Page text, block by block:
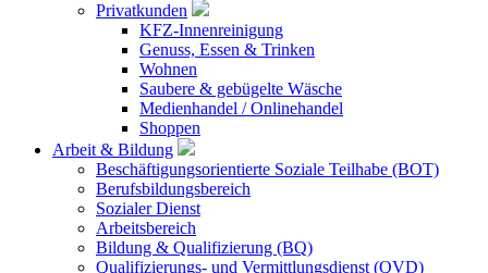
Privatkunden
KFZ-Innenreinigung
Genuss, Essen & Trinken
Wohnen
Saubere & gebügelte Wäsche
Medienhandel / Onlinehandel
Shoppen
Arbeit & Bildung
Beschäftigungsorientierte Soziale Teilhabe (BOT)
Berufsbildungsbereich
Sozialer Dienst
Arbeitsbereich
Bildung & Qualifizierung (BQ)
Qualifizierungs- und Vermittlungsdienst (QVD)